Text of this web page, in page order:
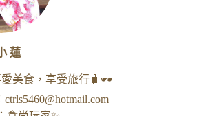
蓮
愛美食，享受旅行🧳🕶
ctrls5460@hotmail.com